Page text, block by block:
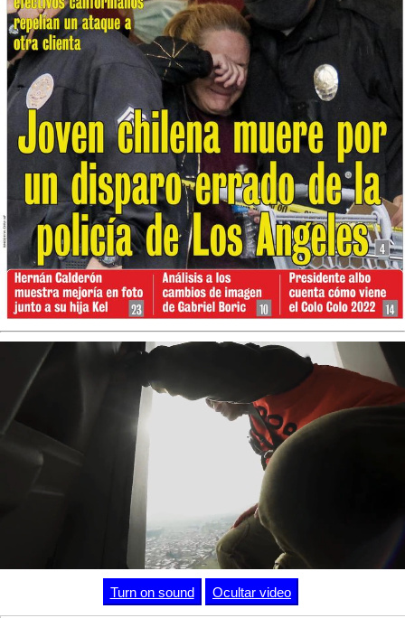
Cargado:
56.99%
Turn on sound Ocultar video